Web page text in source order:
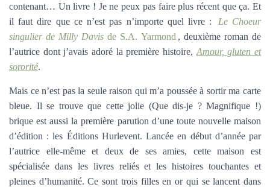
contenant… Un livre ! Je ne peux pas faire plus récent que ça. Et
il faut dire que ce n’est pas n’importe quel livre :
Le Choeur
singulier de Milly Davis de S.A. Yarmond , deuxième roman de
l’autrice dont j’avais adoré la première histoire, Amour, gluten et
sororité.
Mais ce n’est pas la seule raison qui m’a poussée à sortir ma carte
bleue. Il se trouve que cette jolie (Que dis-je ? Magnifique !)
brique est aussi la première parution d’une toute nouvelle maison
d’édition : les Éditions Hurlevent. Lancée en début d’année par
l’autrice elle-même et deux de ses amies, cette maison est
spécialisée dans les livres reliés et les histoires touchantes et
pleines d’humanité. Ce sont trois filles en or qui se lancent dans